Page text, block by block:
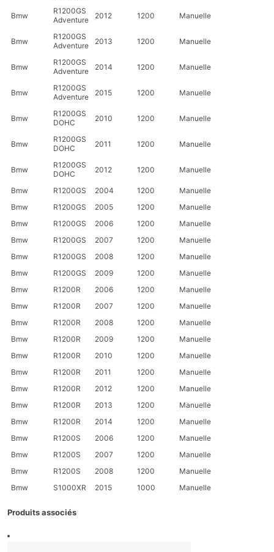
Bmw
R1200GS
Adventure
2012 1200 Manuelle
Bmw
R1200GS
Adventure
2013 1200 Manuelle
Bmw
R1200GS
Adventure
2014 1200 Manuelle
Bmw
R1200GS
Adventure
2015 1200 Manuelle
Bmw
R1200GS
DOHC
2010 1200 Manuelle
Bmw
R1200GS
DOHC
2011 1200 Manuelle
Bmw
R1200GS
DOHC
2012 1200 Manuelle
Bmw R1200GS 2004 1200
Manuelle
Bmw
R1200GS 2005 1200
Manuelle
Bmw
R1200GS 2006 1200
Manuelle
Bmw
R1200GS 2007 1200
Manuelle
Bmw
R1200GS 2008 1200
Manuelle
Bmw
R1200GS 2009 1200
Manuelle
Bmw
R1200R 2006 1200
Manuelle
Bmw
R1200R 2007 1200
Manuelle
Bmw
R1200R 2008 1200
Manuelle
Bmw
R1200R 2009 1200
Manuelle
Bmw
R1200R 2010 1200
Manuelle
Bmw
R1200R 2011 1200
Manuelle
Bmw
R1200R 2012 1200
Manuelle
Bmw
R1200R 2013 1200
Manuelle
Bmw
R1200R 2014 1200
Manuelle
Bmw
R1200S 2006 1200
Manuelle
Bmw
R1200S 2007 1200
Manuelle
Bmw
R1200S 2008 1200
Manuelle
Bmw
S1000XR 2015 1000 Manuelle
Produits associés